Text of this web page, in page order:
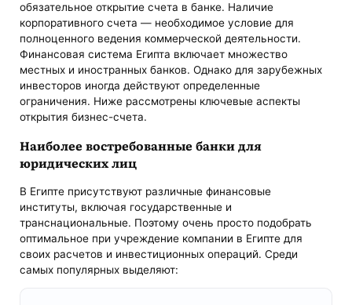
обязательное открытие счета в банке. Наличие
корпоративного счета — необходимое условие для
полноценного ведения коммерческой деятельности.
Финансовая система Египта включает множество
местных и иностранных банков. Однако для зарубежных
инвесторов иногда действуют определенные
ограничения. Ниже рассмотрены ключевые аспекты
открытия бизнес-счета.
Наиболее востребованные банки для
юридических лиц
В Египте присутствуют различные финансовые
институты, включая государственные и
транснациональные. Поэтому очень просто подобрать
оптимальное при учреждение компании в Египте для
своих расчетов и инвестиционных операций. Среди
самых популярных выделяют: